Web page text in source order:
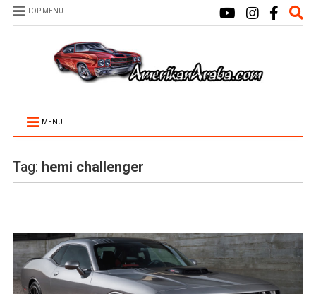
TOP MENU
MENU
Tag: hemi challenger